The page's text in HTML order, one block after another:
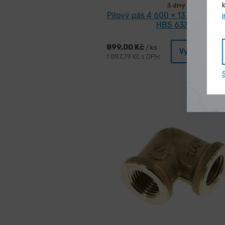
3 dny
Pilový pás 4 600 × 13 mm (10
HBS 633 S
899,00 Kč / ks
1 087,79 Kč s DPH
Vybrat